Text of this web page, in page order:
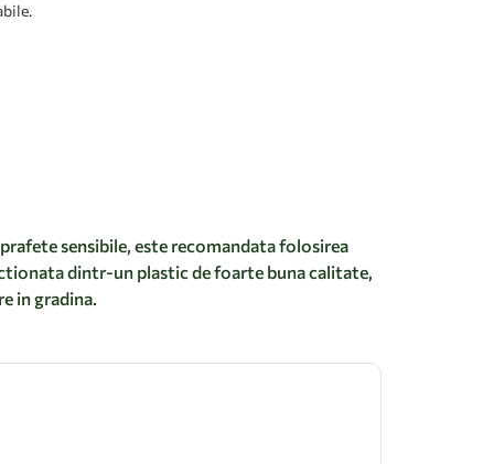
sensibile, este recomandata folosirea
dintr-un plastic de foarte buna calitate,
in gradina.